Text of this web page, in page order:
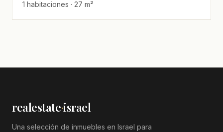
1 habitaciones · 27 m²
realestate·israel
Una selección de inmuebles en Israel para